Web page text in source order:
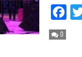
0